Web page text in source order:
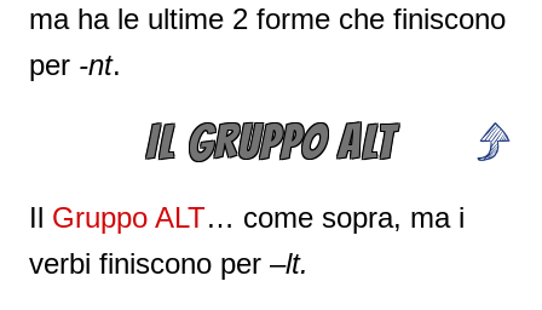
ma ha le ultime 2 forme che finiscono
per -nt.
IL GRUPPO ALT
Il Gruppo ALT… come sopra, ma i
verbi finiscono per –lt.